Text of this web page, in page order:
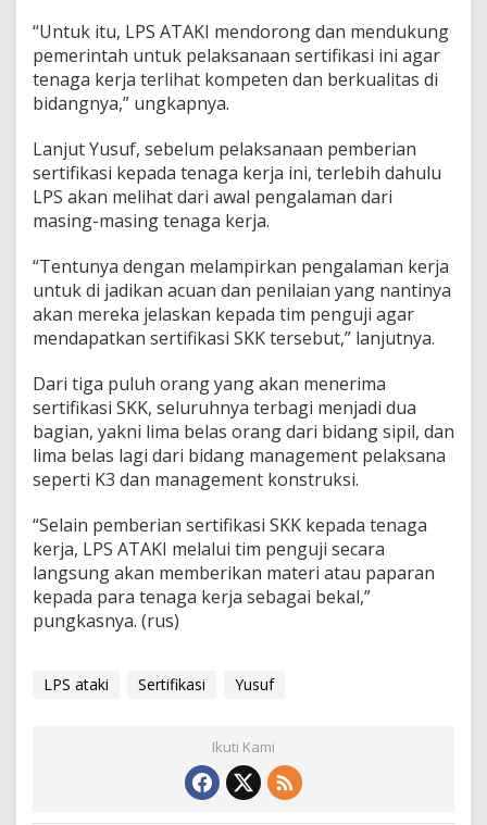
“Untuk itu, LPS ATAKI mendorong dan mendukung
pemerintah untuk pelaksanaan sertifikasi ini agar
tenaga kerja terlihat kompeten dan berkualitas di
bidangnya,” ungkapnya.
Lanjut Yusuf, sebelum pelaksanaan pemberian
sertifikasi kepada tenaga kerja ini, terlebih dahulu
LPS akan melihat dari awal pengalaman dari
masing-masing tenaga kerja.
“Tentunya dengan melampirkan pengalaman kerja
untuk di jadikan acuan dan penilaian yang nantinya
akan mereka jelaskan kepada tim penguji agar
mendapatkan sertifikasi SKK tersebut,” lanjutnya.
Dari tiga puluh orang yang akan menerima
sertifikasi SKK, seluruhnya terbagi menjadi dua
bagian, yakni lima belas orang dari bidang sipil, dan
lima belas lagi dari bidang management pelaksana
seperti K3 dan management konstruksi.
“Selain pemberian sertifikasi SKK kepada tenaga
kerja, LPS ATAKI melalui tim penguji secara
langsung akan memberikan materi atau paparan
kepada para tenaga kerja sebagai bekal,”
pungkasnya. (rus)
LPS ataki Sertifikasi Yusuf
Ikuti Kami